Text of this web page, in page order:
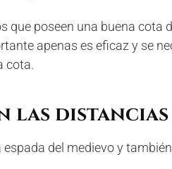
que poseen una buena cota
apenas es eficaz y se
cota.
las
del medievo y